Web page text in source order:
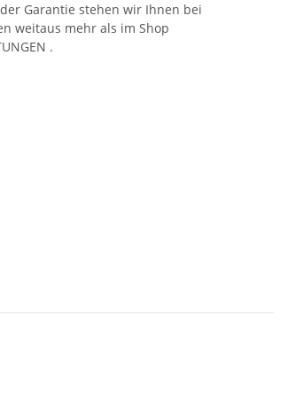
Garantie stehen wir Ihnen bei
weitaus mehr als im Shop
.